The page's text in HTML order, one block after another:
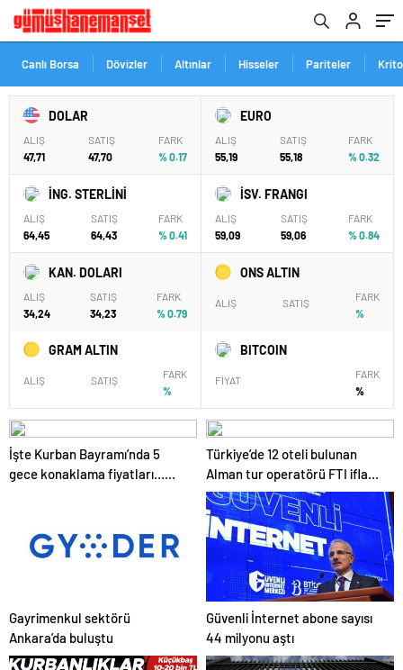
Canlı Borsa Dövizler Altınlar Hisseler Pariteler
DOLAR
ALIŞ
47,71
SATIŞ
47,70
FARK
% 0.17
EURO
ALIŞ
55,19
SATIŞ
55,18
FARK
% 0.32
İNG. STERLİNİ
ALIŞ
64,45
SATIŞ
64,43
FARK
% 0.41
İSV. FRANGI
ALIŞ
59,09
SATIŞ
59,06
FARK
% 0.84
KAN. DOLARI
ALIŞ
34,24
SATIŞ
34,23
FARK
% 0.79
ONS ALTIN
ALIŞ SATIŞ
FARK
%
GRAM ALTIN
ALIŞ SATIŞ
FARK
%
BITCOIN
FİYAT
FARK
%
İşte Kurban Bayramı’nda 5
gece konaklama fiyatları…
Türkiye’de 12 oteli bulunan
Alman tur operatörü FTI iflas
etti: Turizmde iflas krizi
Gayrimenkul sektörü
Ankara’da buluştu
Güvenli İnternet abone sayısı
44 milyonu aştı